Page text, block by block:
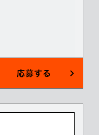
応募する